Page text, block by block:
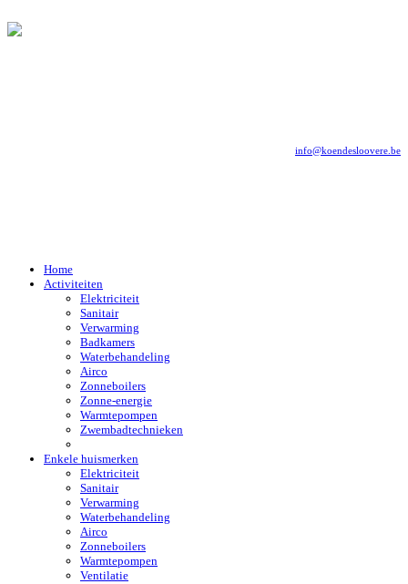
info@koendesloovere.be
Home
Activiteiten
Elektriciteit
Sanitair
Verwarming
Badkamers
Waterbehandeling
Airco
Zonneboilers
Zonne-energie
Warmtepompen
Zwembadtechnieken
Enkele huismerken
Elektriciteit
Sanitair
Verwarming
Waterbehandeling
Airco
Zonneboilers
Warmtepompen
Ventilatie